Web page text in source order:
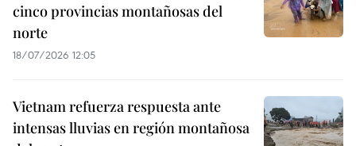
cinco provincias montañosas del
norte
18/07/2026 12:05
Vietnam refuerza respuesta ante
intensas lluvias en región montañosa